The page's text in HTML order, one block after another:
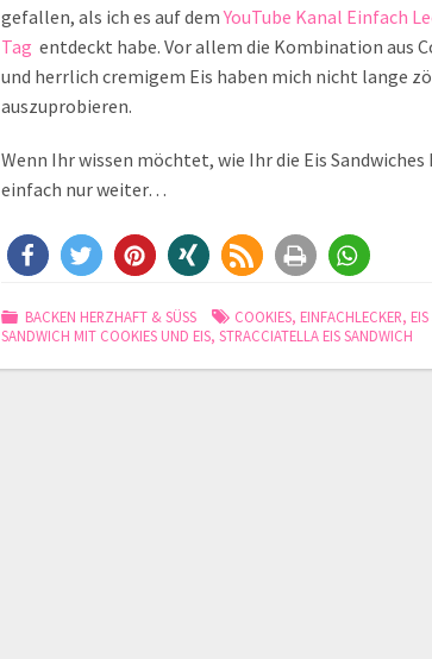
gefallen, als ich es auf demYouTube Kanal Einfach
Tag entdeckt habe. Vor allem die Kombination aus
und herrlich cremigem Eis haben mich nicht lange
auszuprobieren.
Wenn Ihr wissen möchtet, wie Ihr die Eis
einfach nur weiter…
BACKEN HERZHAFT & SÜSS COOKIES, EINFACHLECKER,
SANDWICH MIT COOKIES UND EIS, STRACCIATELLA EIS SANDWICH